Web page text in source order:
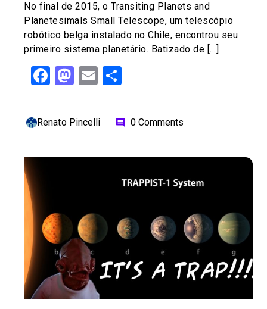
No final de 2015, o Transiting Planets and
Planetesimals Small Telescope, um telescópio
robótico belga instalado no Chile, encontrou seu
primeiro sistema planetário. Batizado de […]
Facebook
Mastodon
Email
Renato Pincelli comment 0 Comments